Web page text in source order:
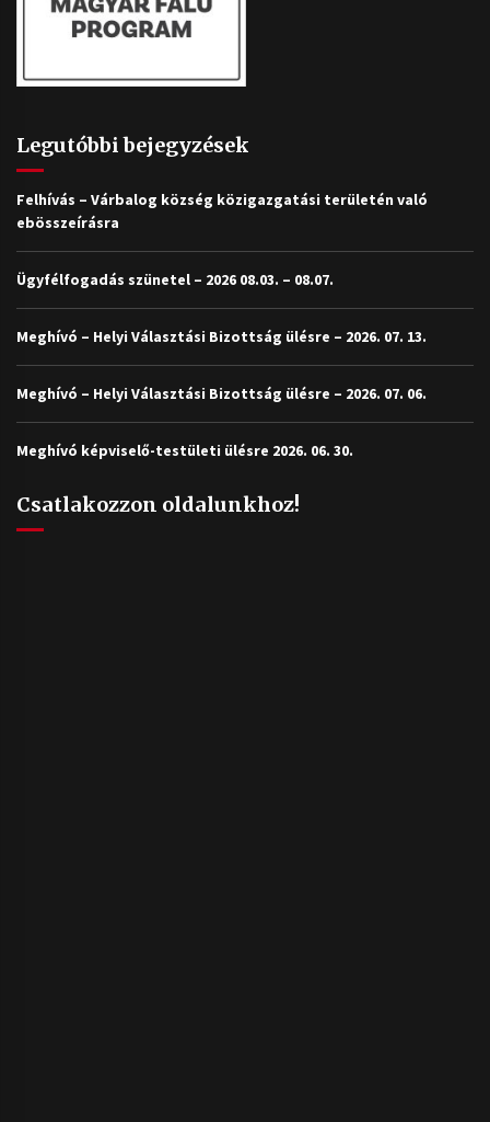
Legutóbbi bejegyzések
Felhívás – Várbalog község közigazgatási területén való
ebösszeírásra
Ügyfélfogadás szünetel – 2026 08.03. – 08.07.
Meghívó – Helyi Választási Bizottság ülésre – 2026. 07. 13.
Meghívó – Helyi Választási Bizottság ülésre – 2026. 07. 06.
Meghívó képviselő-testületi ülésre 2026. 06. 30.
Csatlakozzon oldalunkhoz!